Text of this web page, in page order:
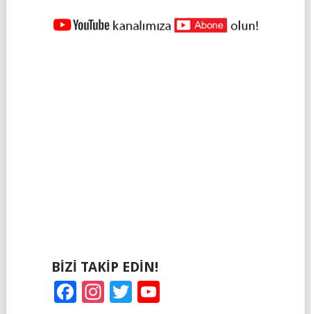
YAZILAR
BIZI TAKIP EDIN!
Facebook
Instagram
Twitter